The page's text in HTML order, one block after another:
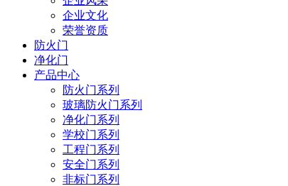
企业文化
荣誉资质
防火门
净化门
产品中心
防火门系列
玻璃防火门系列
净化门系列
学校门系列
工程门系列
安全门系列
非标门系列